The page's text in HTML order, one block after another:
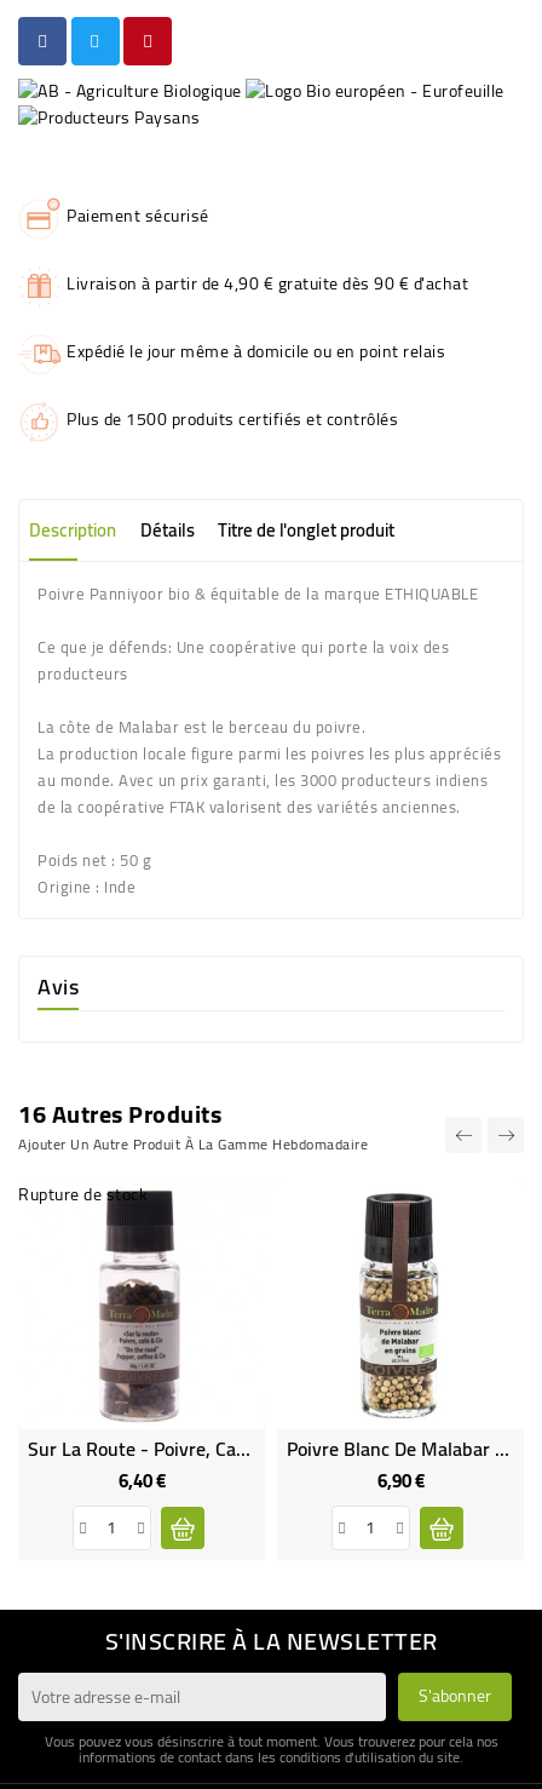
Paiement sécurisé
Livraison à partir de 4,90 € gratuite dès 90 € d'achat
Expédié le jour même à domicile ou en point relais
Plus de 1500 produits certifiés et contrôlés
Description Détails Titre de l'onglet produit
Poivre Panniyoor bio & équitable de la marque ETHIQUABLE
Ce que je défends: Une coopérative qui porte la voix des
producteurs
La côte de Malabar est le berceau du poivre.
La production locale figure parmi les poivres les plus appréciés
au monde. Avec un prix garanti, les 3000 producteurs indiens
de la coopérative FTAK valorisent des variétés anciennes.
Poids net : 50 g
Origine : Inde
Avis
16 Autres Produits
Ajouter Un Autre Produit À La Gamme Hebdomadaire
Rupture de stock
Sur La Route - Poivre, Café & Cie Bio
6,40 €Prix
Poivre Blanc De Malabar En GRAINS Bio
6,90 €Prix
S'INSCRIRE À LA NEWSLETTER
Vous pouvez vous désinscrire à tout moment. Vous trouverez pour cela nos
informations de contact dans les conditions d'utilisation du site.